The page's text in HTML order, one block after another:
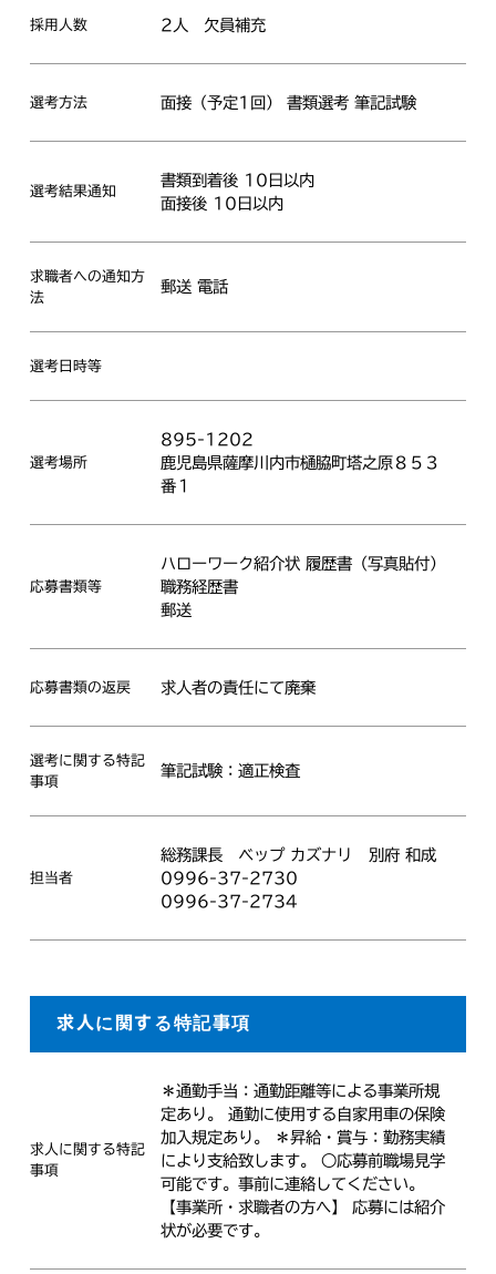
採用人数 2人 欠員補充
選考方法 面接（予定1回） 書類選考 筆記試験
選考結果通知
書類到着後 10日以内
面接後 10日以内
求職者への通知方
法
郵送 電話
選考日時等
選考場所
895-1202
鹿児島県薩摩川内市樋脇町塔之原８５３
番１
応募書類等
ハローワーク紹介状 履歴書（写真貼付）
職務経歴書
郵送
応募書類の返戻 求人者の責任にて廃棄
選考に関する特記
事項
筆記試験：適正検査
担当者
総務課長 ベップ カズナリ
別府 和成
0996-37-2730
0996-37-2734
求人に関する特記事項
求人に関する特記
事項
＊通勤手当：通勤距離等による事業所規
定あり。 通勤に使用する自家用車の保険
加入規定あり。 ＊昇給・賞与：勤務実績
により支給致します。 ○応募前職場見学
可能です。事前に連絡してください。
【事業所・求職者の方へ】 応募には紹介
状が必要です。